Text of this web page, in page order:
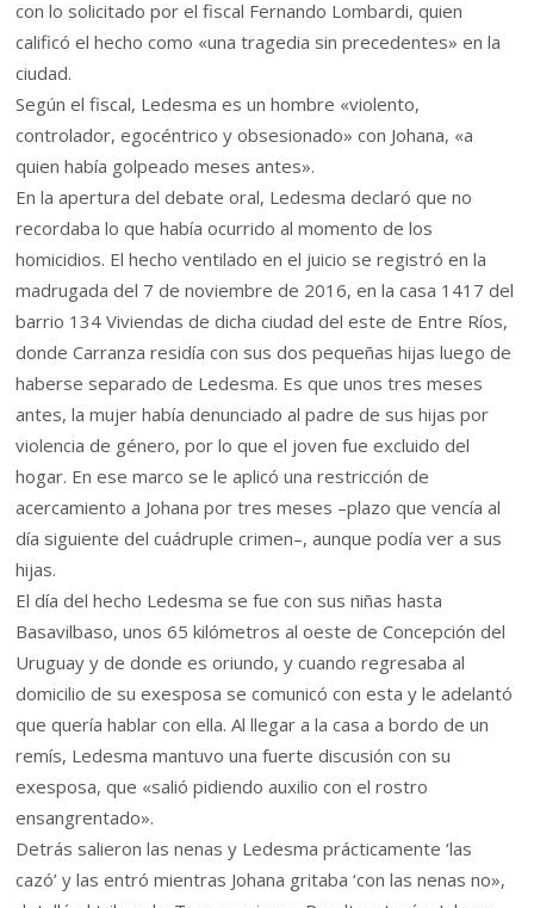
con lo solicitado por el fiscal Fernando Lombardi, quien
calificó el hecho como «una tragedia sin precedentes» en la
ciudad.
Según el fiscal, Ledesma es un hombre «violento,
controlador, egocéntrico y obsesionado» con Johana, «a
quien había golpeado meses antes».
En la apertura del debate oral, Ledesma declaró que no
recordaba lo que había ocurrido al momento de los
homicidios. El hecho ventilado en el juicio se registró en la
madrugada del 7 de noviembre de 2016, en la casa 1417 del
barrio 134 Viviendas de dicha ciudad del este de Entre Ríos,
donde Carranza residía con sus dos pequeñas hijas luego de
haberse separado de Ledesma. Es que unos tres meses
antes, la mujer había denunciado al padre de sus hijas por
violencia de género, por lo que el joven fue excluido del
hogar. En ese marco se le aplicó una restricción de
acercamiento a Johana por tres meses –plazo que vencía al
día siguiente del cuádruple crimen–, aunque podía ver a sus
hijas.
El día del hecho Ledesma se fue con sus niñas hasta
Basavilbaso, unos 65 kilómetros al oeste de Concepción del
Uruguay y de donde es oriundo, y cuando regresaba al
domicilio de su exesposa se comunicó con esta y le adelantó
que quería hablar con ella. Al llegar a la casa a bordo de un
remís, Ledesma mantuvo una fuerte discusión con su
exesposa, que «salió pidiendo auxilio con el rostro
ensangrentado».
Detrás salieron las nenas y Ledesma prácticamente ‘las
cazó’ y las entró mientras Johana gritaba ‘con las nenas no»,